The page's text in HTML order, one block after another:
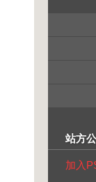
站方
加入